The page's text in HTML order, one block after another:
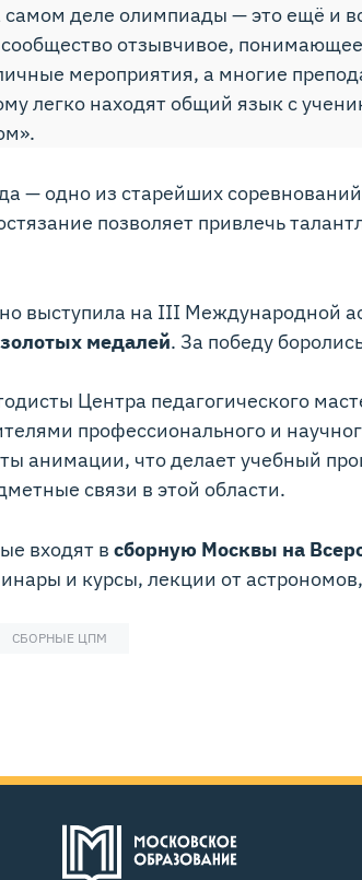
деле олимпиады — это ещё и
отзывчивое,
мероприятия, а многие
легко находят общий язык с
— одно из старейших
позволяет привлечь
выступила на III Международной
медалей. За победу
Центра педагогического
профессионального и
анимации, что делает учебный
связи в этой области.
входят в сборную Москвы на
и курсы, лекции от
СБОРНЫЕ ЦПМ